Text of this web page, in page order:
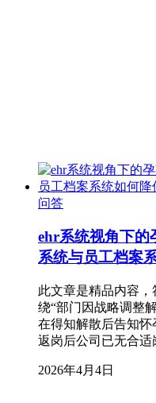
问答
ehr系统视角下的
系统与员工档案
此文章是精品内容
绕“部门因战略调整
在得知解散后告知
返岗后公司已无合
2026年4月4日